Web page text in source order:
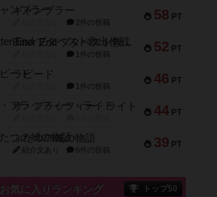
58 PT
ギャンブラー
2件の投稿
52 PT
Bitter End ブタペスト救出作戦
1件の投稿
46 PT
ラピード
1件の投稿
44 PT
ザ・フラッフィー・ライト
39 PT
ふたつの城の物語
紹介文あり 6件の投稿
お気に入りランキング トップ50